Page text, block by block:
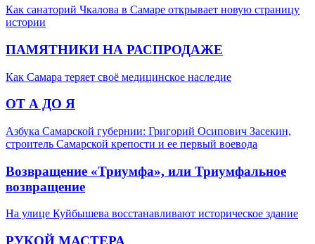
Как санаторий Чкалова в Самаре открывает новую страницу
истории
ПАМЯТНИКИ НА РАСПРОДАЖЕ
Как Самара теряет своё медицинское наследие
ОТ А ДО Я
Азбука Самарской губернии: Григорий Осипович Засекин,
строитель Самарской крепости и ее первый воевода
Возвращение «Триумфа», или Триумфальное
возвращение
На улице Куйбышева восстанавливают историческое здание
РУКОЙ МАСТЕРА